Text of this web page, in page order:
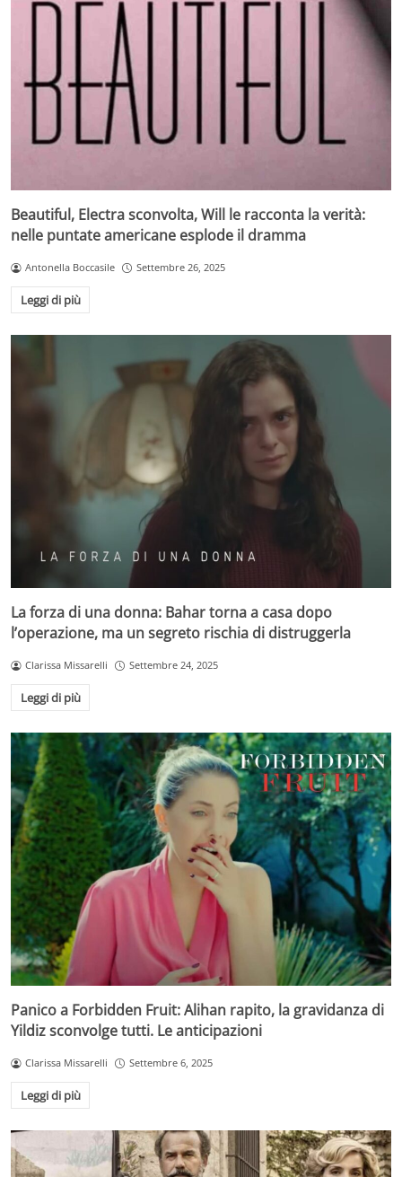
Beautiful, Electra sconvolta, Will le racconta la verità:
nelle puntate americane esplode il dramma
Antonella Boccasile Settembre 26, 2025
Leggi di più
La forza di una donna: Bahar torna a casa dopo
l’operazione, ma un segreto rischia di distruggerla
Clarissa Missarelli Settembre 24, 2025
Leggi di più
Panico a Forbidden Fruit: Alihan rapito, la gravidanza di
Yildiz sconvolge tutti. Le anticipazioni
Clarissa Missarelli Settembre 6, 2025
Leggi di più